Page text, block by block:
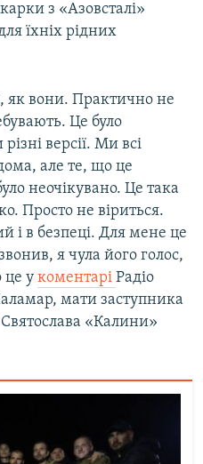
з «Азовсталі»
їхніх рідних
вони. Практично не
Це було
версії. Ми всі
але те, що це
неочікувано. Це така
Просто не віриться.
і в безпеці. Для мене це
я чула його голос,
це у коментарі Радіо
мати заступника
«Калини»